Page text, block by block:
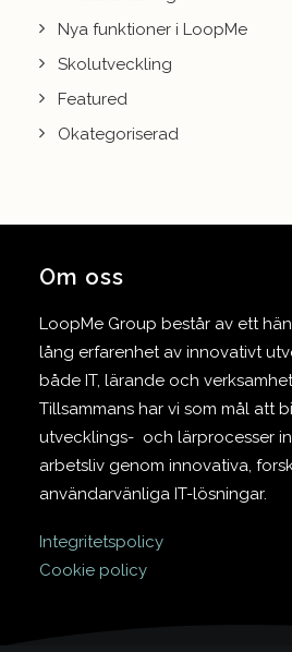
Nya funktioner i LoopMe
Skolutveckling
Featured
Okategoriserad
Om oss
LoopMe Group består av ett
lång erfarenhet av innovativt
både IT, lärande och
Tillsammans har vi som mål att
utvecklings- och lärprocesser
arbetsliv genom innovativa,
användarvänliga IT-lösningar.
Integritetspolicy
Cookie policy